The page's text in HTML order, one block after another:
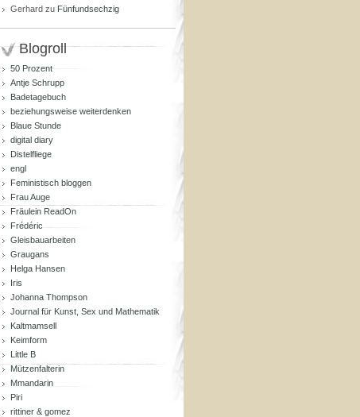
Gerhard zu Fünfundsechzig
Blogroll
50 Prozent
Antje Schrupp
Badetagebuch
beziehungsweise weiterdenken
Blaue Stunde
digital diary
Distelfliege
engl
Feministisch bloggen
Frau Auge
Fräulein ReadOn
Frédéric
Gleisbauarbeiten
Graugans
Helga Hansen
Iris
Johanna Thompson
Journal für Kunst, Sex und Mathematik
Kaltmamsell
Keimform
Little B
Mützenfalterin
Mmandarin
Piri
rittiner & gomez